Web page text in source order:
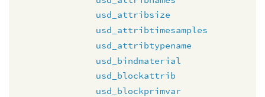
usd_attribsize
usd_attribtimesamples
usd_attribtypename
usd_bindmaterial
usd_blockattrib
usd_blockprimvar